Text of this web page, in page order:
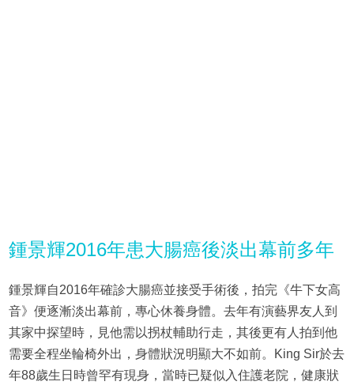
鍾景輝2016年患大腸癌後淡出幕前多年
鍾景輝自2016年確診大腸癌並接受手術後，拍完《牛下女高
音》便逐漸淡出幕前，專心休養身體。去年有演藝界友人到
其家中探望時，見他需以拐杖輔助行走，其後更有人拍到他
需要全程坐輪椅外出，身體狀況明顯大不如前。King Sir於去
年88歲生日時曾罕有現身，當時已疑似入住護老院，健康狀